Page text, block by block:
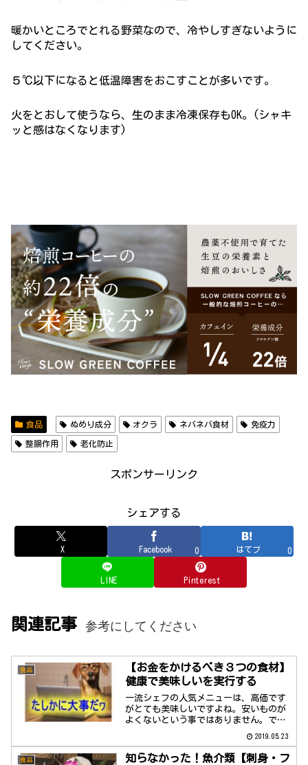
暖かいところでとれる野菜なので、冷やしすぎないように
してください。
５℃以下になると低温障害をおこすことが多いです。
火をとおして使うなら、生のまま冷凍保存もOK。(シャキ
ッと感はなくなります)
食品 ぬめり成分 オクラ ネバネバ食材 免疫力
整腸作用 老化防止
スポンサーリンク
シェアする
X Facebook 0 はてブ 0
LINE Pinterest
関連記事 参考にしてください
食品
【お金をかけるべき３つの食材】
健康で美味しいを実行する
一流シェフの人気メニューは、高価です
がとても美味しいですよね。安いものが
よくないという事ではありません。でも
取していただきたい食材があります。
2019.05.23
食品
知らなかった！魚介類【刺身・フ